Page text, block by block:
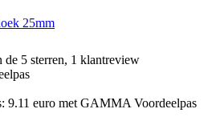
25mm
de 5 sterren, 1 klantreview
9.11 euro met GAMMA Voordeelpas